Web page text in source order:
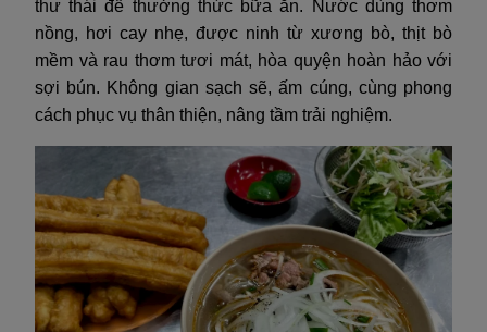
thư thái để thưởng thức bữa ăn. Nước dùng thơm
nồng, hơi cay nhẹ, được ninh từ xương bò, thịt bò
mềm và rau thơm tươi mát, hòa quyện hoàn hảo với
sợi bún. Không gian sạch sẽ, ấm cúng, cùng phong
cách phục vụ thân thiện, nâng tầm trải nghiệm.